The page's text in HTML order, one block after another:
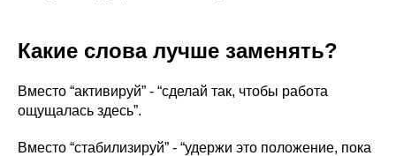
Какие слова лучше заменять?
Вместо “активируй” - “сделай так, чтобы работа
ощущалась здесь”.
Вместо “стабилизируй” - “удержи это положение, пока